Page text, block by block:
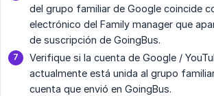
del grupo familiar de Google coincide
electrónico del Family manager que
de suscripción de GoingBus.
Verifique si la cuenta de Google /
actualmente está unida al grupo
cuenta que envió en GoingBus.